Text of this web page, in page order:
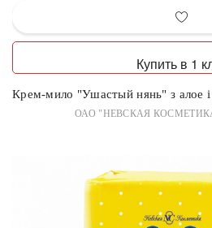
Купить в 1
Крем-мило "Ушастый нянь" з алое
ОАО "НЕВСКАЯ